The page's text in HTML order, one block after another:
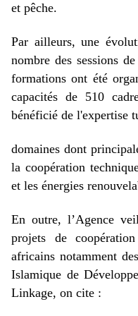
et pêche.
Par ailleurs, une
nombre des sessions
formations ont été
capacités de 510
bénéficié de l'expertise
domaines dont
la coopération
et les énergies
En outre, l’Agence
projets de
africains notamment
Islamique de
Linkage, on cite :